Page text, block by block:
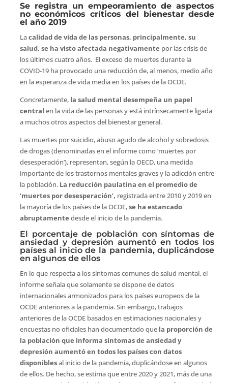
Se registra un empeoramiento de aspectos
no económicos críticos del bienestar desde
el año 2019
Lacalidad de vida de las personas, principalmente, su
salud, se ha visto afectada negativamente por las crisis de
los últimos cuatro años. El exceso de muertes durante la
COVID-19 ha provocado una reducción de, al menos, medio año
en la esperanza de vida media en los países de la OCDE.
Concretamente, la salud mental desempeña un papel
central en la vida de las personas y está intrínsecamente ligada
a muchos otros aspectos del bienestar general.
Las muertes por suicidio, abuso agudo de alcohol y sobredosis
de drogas (denominadas en el informe como ‘muertes por
desesperación’), representan, según la OECD, una medida
importante de los trastornos mentales graves y la adicción entre
la población. La reducción paulatina en el promedio de
‘muertes por desesperación’, registrada entre 2010 y 2019 en
la mayoría de los países de la OCDE,se ha estancado
abruptamente desde el inicio de la pandemia.
El porcentaje de población con síntomas de
ansiedad y depresión aumentó en todos los
países al inicio de la pandemia, duplicándose
en algunos de ellos
En lo que respecta a los síntomas comunes de salud mental, el
informe señala que solamente se dispone de datos
internacionales armonizados para los países europeos de la
OCDE anteriores a la pandemia. Sin embargo, trabajos
anteriores de la OCDE basados ​​en estimaciones nacionales y
encuestas no oficiales han documentado que la proporción de
la población que informa síntomas de ansiedad y
depresión aumentó en todos los países con datos
disponiblesal inicio de la pandemia, duplicándose en algunos
de ellos. De hecho, se estima que entre 2020 y 2021, más de una